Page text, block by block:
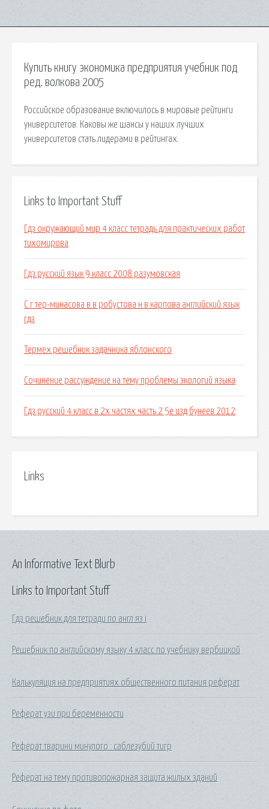
Купить книгу экономика предприятия учебник под
ред. волкова 2005
Российское образование включилось в мировые рейтинги
университетов. Каковы же шансы у наших лучших
университетов стать лидерами в рейтингах.
Links to Important Stuff
Гдз окружающий мир 4 класс тетрадь для практических работ
тихомирова
Гдз русский язык 9 класс 2008 разумовская
С.г тер-минасова в.в робустова н.в карпова английский язык
гдз
Термех решебник задачника яблонского
Сочинение рассуждение на тему проблемы экологий языка
Гдз русский 4 класс в 2х частях часть 2 5е изд бунеев 2012
Links
Links to Important Stuff
Гдз решебник для тетради по англ яз i
Решебник по английскому языку 4 класс по учебнику вербицкой
Калькуляция на предприятиях общественного питания реферат
Реферат узи при беременности
Реферат тварини минулого : саблезубий тигр
Реферат на тему противопожарная защита жилых зданий
An Informative Text Blurb